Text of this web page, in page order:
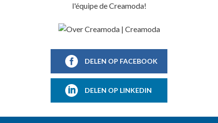
l'équipe de Creamoda!
DELEN OP FACEBOOK
DELEN OP LINKEDIN